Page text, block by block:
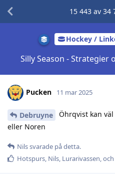
Hockey /
Silly Season -
15 443av 34
Pucken 11 mar 2025
Debruyne
Öhrqvist kan
eller Noren
Nilssvarade på detta.
Hotspurs Nils Lurarivassen , och